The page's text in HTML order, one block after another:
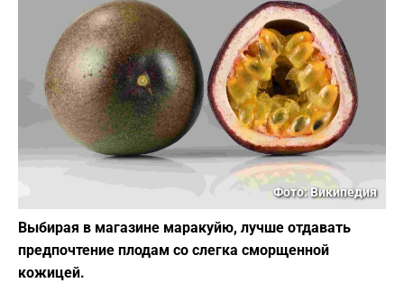
Фото: Википедия
Выбирая в магазине маракуйю, лучше отдавать
предпочтение плодам со слегка сморщенной
кожицей.